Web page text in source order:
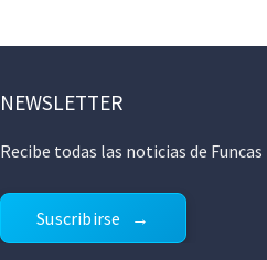
NEWSLETTER
Recibe todas las noticias de Funcas
Suscribirse